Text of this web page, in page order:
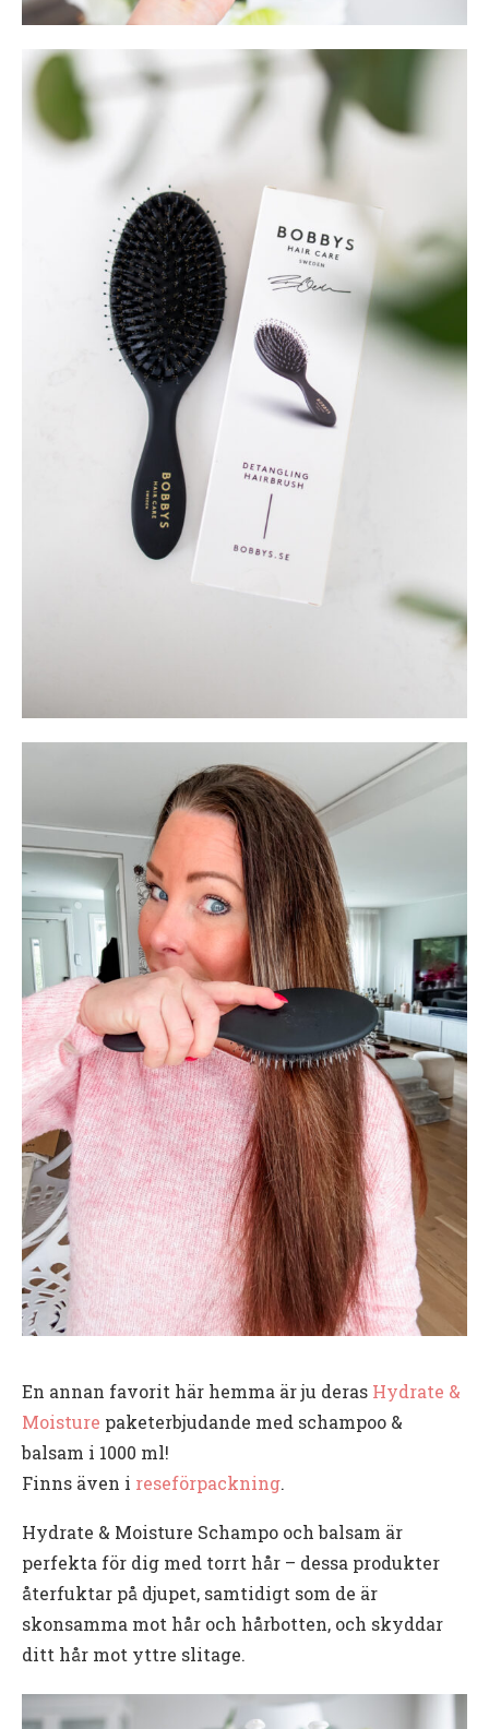
En annan favorit här hemma är ju deras Hydrate &
Moisture paketerbjudande med schampoo &
balsam i 1000 ml!
Finns även i reseförpackning.
Hydrate & Moisture Schampo och balsam är
perfekta för dig med torrt hår – dessa produkter
återfuktar på djupet, samtidigt som de är
skonsamma mot hår och hårbotten, och skyddar
ditt hår mot yttre slitage.